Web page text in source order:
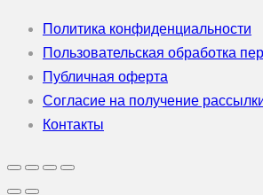
Политика конфиденциальности
Пользовательская обработка
Публичная оферта
Согласие на получение
Контакты